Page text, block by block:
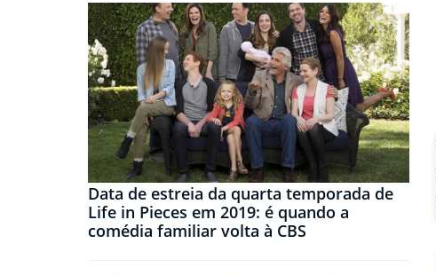
Data de estreia da quarta temporada de
Life in Pieces em 2019: é quando a
comédia familiar volta à CBS